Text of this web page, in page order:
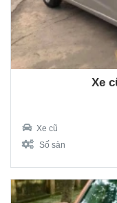
Xe
Xe cũ
Số sàn